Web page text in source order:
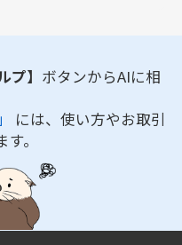
プ】 ボタンからAIに相
には、使い方やお取引
。